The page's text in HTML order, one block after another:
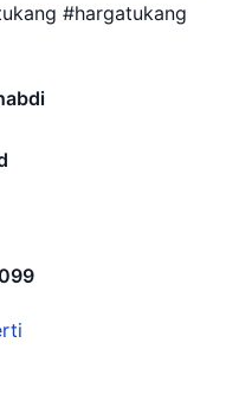
#hargatukang